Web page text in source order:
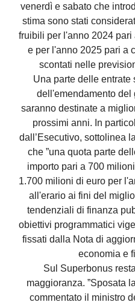
venerdì e sabato che
stima sono stati
fruibili per l'anno 2024
e per l'anno 2025 pari a
scontati nelle
Una parte delle
dell'emendamento del
saranno destinate a
prossimi anni. In
dall’Esecutivo, sottolinea
che ”una quota parte
importo pari a 700
1.700 milioni di euro per
all'erario ai fini del
tendenziali di finanza
obiettivi programmatici
fissati dalla Nota di
economia e
Sul Superbonus
maggioranza. ”Sposata
commentato il ministro